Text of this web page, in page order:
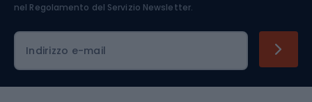
nel Regolamento del Servizio Newsletter.
Indirizzo e-mail